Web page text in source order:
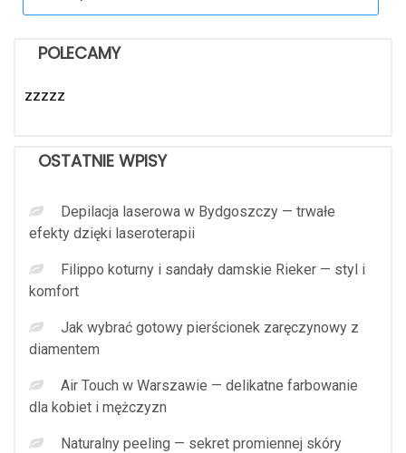
POLECAMY
zzzzz
OSTATNIE WPISY
Depilacja laserowa w Bydgoszczy — trwałe
efekty dzięki laseroterapii
Filippo koturny i sandały damskie Rieker — styl i
komfort
Jak wybrać gotowy pierścionek zaręczynowy z
diamentem
Air Touch w Warszawie — delikatne farbowanie
dla kobiet i mężczyzn
Naturalny peeling — sekret promiennej skóry